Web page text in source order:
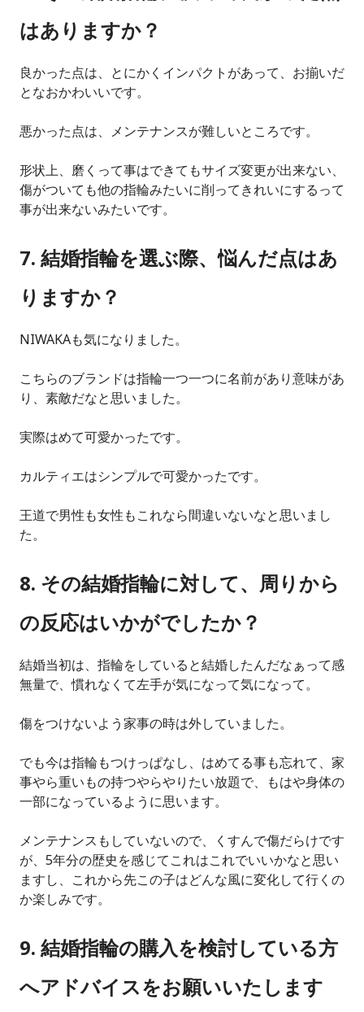
はありますか？
良かった点は、とにかくインパクトがあって、お揃いだ
となおかわいいです。
悪かった点は、メンテナンスが難しいところです。
形状上、磨くって事はできてもサイズ変更が出来ない、
傷がついても他の指輪みたいに削ってきれいにするって
事が出来ないみたいです。
7. 結婚指輪を選ぶ際、悩んだ点はあ
りますか？
NIWAKAも気になりました。
こちらのブランドは指輪一つ一つに名前があり意味があ
り、素敵だなと思いました。
実際はめて可愛かったです。
カルティエはシンプルで可愛かったです。
王道で男性も女性もこれなら間違いないなと思いまし
た。
8. その結婚指輪に対して、周りから
の反応はいかがでしたか？
結婚当初は、指輪をしていると結婚したんだなぁって感
無量で、慣れなくて左手が気になって気になって。
傷をつけないよう家事の時は外していました。
でも今は指輪もつけっぱなし、はめてる事も忘れて、家
事やら重いもの持つやらやりたい放題で、もはや身体の
一部になっているように思います。
メンテナンスもしていないので、くすんで傷だらけです
が、5年分の歴史を感じてこれはこれでいいかなと思い
ますし、これから先この子はどんな風に変化して行くの
か楽しみです。
9. 結婚指輪の購入を検討している方
へアドバイスをお願いいたします